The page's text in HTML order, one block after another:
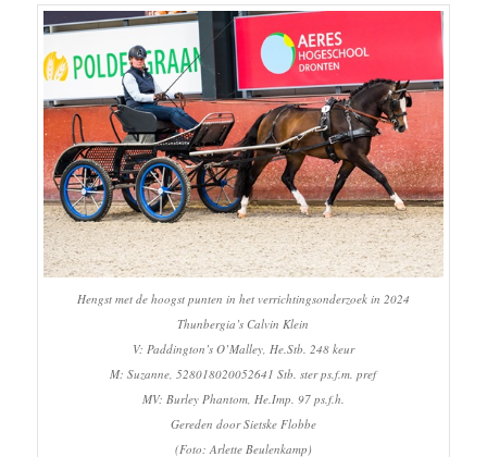
Hengst met de hoogst punten in het verrichtingsonderzoek in 2024
Thunbergia’s Calvin Klein
V: Paddington’s O’Malley, He.Stb. 248 keur
M: Suzanne, 528018020052641 Stb. ster ps.f.m. pref
MV: Burley Phantom, He.Imp. 97 ps.f.h.
Gereden door Sietske Flobbe
(Foto: Arlette Beulenkamp)